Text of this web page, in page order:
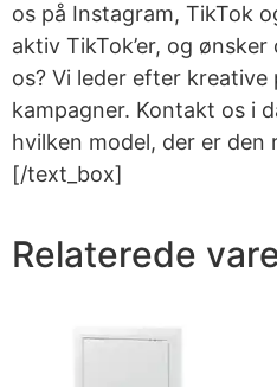
os på Instagram, TikTok
aktiv TikTok’er, og
os? Vi leder efter
kampagner. Kontakt os i
hvilken model, der er
[/text_box]
Relaterede